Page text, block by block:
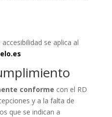
se aplica al
conforme con el RD
y a la falta de
que se indican a